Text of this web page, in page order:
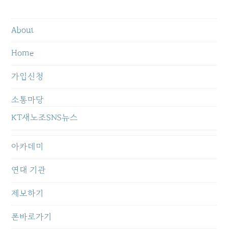
About
Home
가입신청
소통마당
KT새노조SNS뉴스
아카데미
연대 기관
제보하기
폰바로가기